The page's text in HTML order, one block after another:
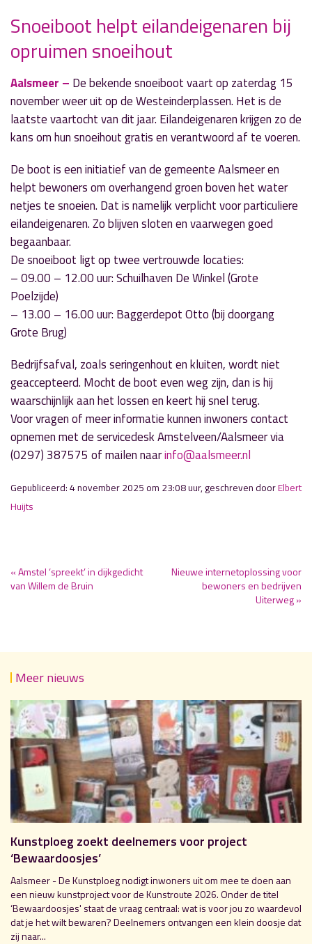
« Vorig nieuwsbericht
Amstel ‘spreekt’ in dijkgedicht van Willem de
3 november 2025
» Volgend nieuwsbericht
Nieuwe internetoplossing voor bewoners en
bedrijven Uiterweg
4 november 2025
Snoeiboot helpt eilandeigenaren bij
opruimen snoeihout
Aalsmeer – De bekende snoeiboot vaart op zaterdag 15
november weer uit op de Westeinderplassen. Het is de
laatste vaartocht van dit jaar. Eilandeigenaren krijgen zo de
kans om hun snoeihout gratis en verantwoord af te voeren.
De boot is een initiatief van de gemeente Aalsmeer en
helpt bewoners om overhangend groen boven het water
netjes te snoeien. Dat is namelijk verplicht voor particuliere
eilandeigenaren. Zo blijven sloten en vaarwegen goed
begaanbaar.
De snoeiboot ligt op twee vertrouwde locaties:
– 09.00 – 12.00 uur: Schuilhaven De Winkel (Grote
Poelzijde)
– 13.00 – 16.00 uur: Baggerdepot Otto (bij doorgang
Grote Brug)
Bedrijfsafval, zoals seringenhout en kluiten, wordt niet
geaccepteerd. Mocht de boot even weg zijn, dan is hij
waarschijnlijk aan het lossen en keert hij snel terug.
Voor vragen of meer informatie kunnen inwoners contact
opnemen met de servicedesk Amstelveen/Aalsmeer via
(0297) 387575 of mailen naarinfo@aalsmeer.nl
Gepubliceerd: 4 november 2025 om 23:08 uur, geschreven doorElbert
Huijts
« Amstel ‘spreekt’ in dijkgedicht
van Willem de Bruin
Nieuwe internetoplossing voor
bewoners en bedrijven
Uiterweg »
Meer nieuws
Kunstploeg zoekt deelnemers voor project
‘Bewaardoosjes’
Aalsmeer - De Kunstploeg nodigt inwoners uit om mee te doen aan
een nieuw kunstproject voor de Kunstroute 2026. Onder de titel
‘Bewaardoosjes' staat de vraag centraal: wat is voor jou zo waardevol
dat je het wilt bewaren? Deelnemers ontvangen een klein doosje dat
zij naar...